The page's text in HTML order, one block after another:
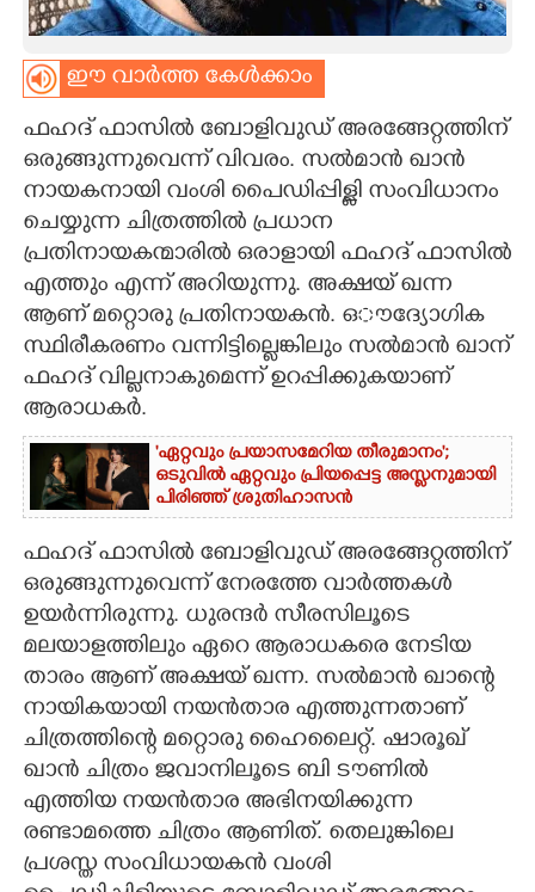
ASTRO
CARTOONS
LITERATURE
ZOOM
CONTACT US
ഈ വാർത്ത കേൾക്കാം
ഫഹദ് ഫാസിൽ ബോളിവുഡ് അരങ്ങേറ്റത്തിന്
ഒരുങ്ങുന്നുവെന്ന് വിവരം. സൽമാൻ ഖാൻ
നായകനായി വംശി പൈഡിപ്പിള്ളി സംവിധാനം
ചെയ്യുന്ന ചിത്രത്തിൽ പ്രധാന
പ്രതിനായകന്മാരിൽ ഒരാളായി ഫഹദ് ഫാസിൽ
എത്തും എന്ന് അറിയുന്നു. അക്ഷയ് ഖന്ന
ആണ് മറ്റൊരു പ്രതിനായകൻ. ഒൗദ്യോഗിക
സ്ഥിരീകരണം വന്നിട്ടില്ലെങ്കിലും സൽമാൻ ഖാന്
ഫഹദ് വില്ലനാകുമെന്ന് ഉറപ്പിക്കുകയാണ്
ആരാധകർ.
'ഏറ്റവും പ്രയാസമേറിയ തീരുമാനം';
ഒടുവിൽ ഏറ്റവും പ്രിയപ്പെട്ട അസ്ലനുമായി
പിരിഞ്ഞ് ശ്രുതിഹാസൻ
ഫഹദ് ഫാസിൽ ബോളിവുഡ് അരങ്ങേറ്റത്തിന്
ഒരുങ്ങുന്നുവെന്ന് നേരത്തേ വാർത്തകൾ
ഉയർന്നിരുന്നു. ധുരന്ദർ സീരസിലൂടെ
മലയാളത്തിലും ഏറെ ആരാധകരെ നേടിയ
താരം ആണ് അക്ഷയ് ഖന്ന. സൽമാൻ ഖാന്റെ
നായികയായി നയൻതാര എത്തുന്നതാണ്
ചിത്രത്തിന്റെ മറ്റൊരു ഹൈലൈറ്റ്. ഷാരൂഖ്
ഖാൻ ചിത്രം ജവാനിലൂടെ ബി ടൗണിൽ
എത്തിയ നയൻതാര അഭിനയിക്കുന്ന
രണ്ടാമത്തെ ചിത്രം ആണിത്. തെലുങ്കിലെ
പ്രശസ്ത സംവിധായകൻ വംശി